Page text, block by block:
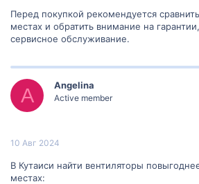
Перед покупкой рекомендуется
местах и обратить внимание на
сервисное обслуживание.
A Angelina
Active member
10 Авг 2024
В Кутаиси найти вентиляторы
местах: